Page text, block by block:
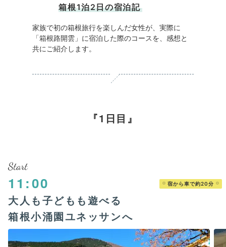
箱根1泊2日の宿泊記
家族で初の箱根旅行を楽しんだ女性が、実際に
「箱根路開雲」に宿泊した際のコースを、感想と
共にご紹介します。
1日目
Start
11:00 宿から車で約20分
大人も子どもも遊べる
箱根小涌園ユネッサンへ